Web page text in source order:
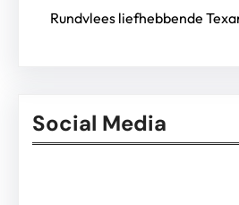
Rundvlees liefhebbende
Social Media